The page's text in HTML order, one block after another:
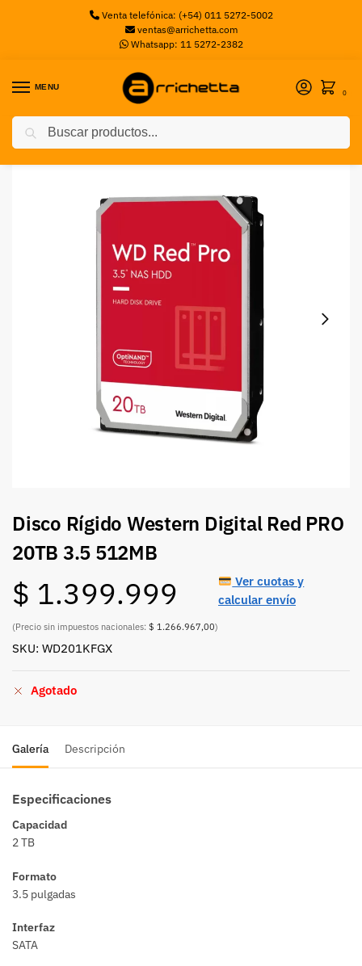
Venta telefónica: (+54) 011 5272-5002
ventas@arrichetta.com
Whatsapp: 11 5272-2382
MENU
0
Inicio Destacados / Disco Rígido Western Digital Red PRO 20TB 3.5 512MB
Disco Rígido Western Digital Red PRO
20TB 3.5 512MB
$ 1.399.999
(Precio sin impuestos nacionales: $ 1.266.967,00)
Ver cuotas y
calcular envío
SKU: WD201KFGX
Agotado
Galería Descripción
Especificaciones
Capacidad
2 TB
Formato
3.5 pulgadas
Interfaz
SATA